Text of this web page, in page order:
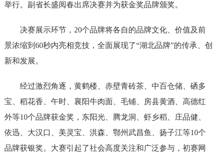
举行。副省长盛阅春出席决赛并为获金奖品牌颁奖。
决赛展示环节，20个品牌将各自的品牌文化、价值及前
景浓缩到60秒内亮相竞技，全面展现了“湖北品牌”的传承、创
新和发展。
经过激烈角逐，黄鹤楼、赤壁青砖茶、中百仓储、硒多
宝、稻花香、午时、襄阳牛肉面、毛铺、房县黄酒、高德红
外等10个品牌获金奖，东阳光、腾龙洞、虾乡稻、庄品健、
依迅、大汉口、美灵宝、洪森、鄂州武昌鱼、扬子江等10个
品牌获银奖。大赛引起了社会高度关注和广泛参与，初赛网